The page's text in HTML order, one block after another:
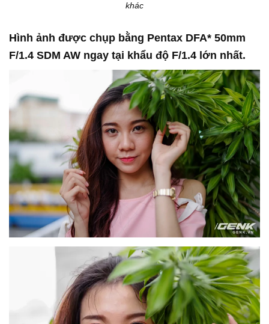
khác
Hình ảnh được chụp bằng Pentax DFA* 50mm
F/1.4 SDM AW ngay tại khẩu độ F/1.4 lớn nhất.